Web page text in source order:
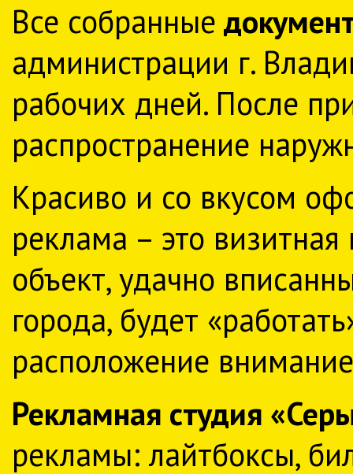
Все собранные
администрации г.
рабочих дней. После
распространение
Красиво и со вкусом
реклама – это
объект, удачно
города, будет
расположение
Рекламная студия
рекламы: лайтбоксы,